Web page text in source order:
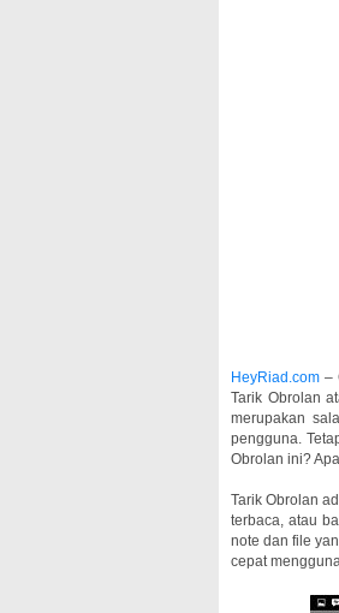
HeyRiad.com –
Tarik Obrolan
merupakan
pengguna.
Obrolan ini?
Tarik Obrolan
terbaca, atau
note dan file
cepat